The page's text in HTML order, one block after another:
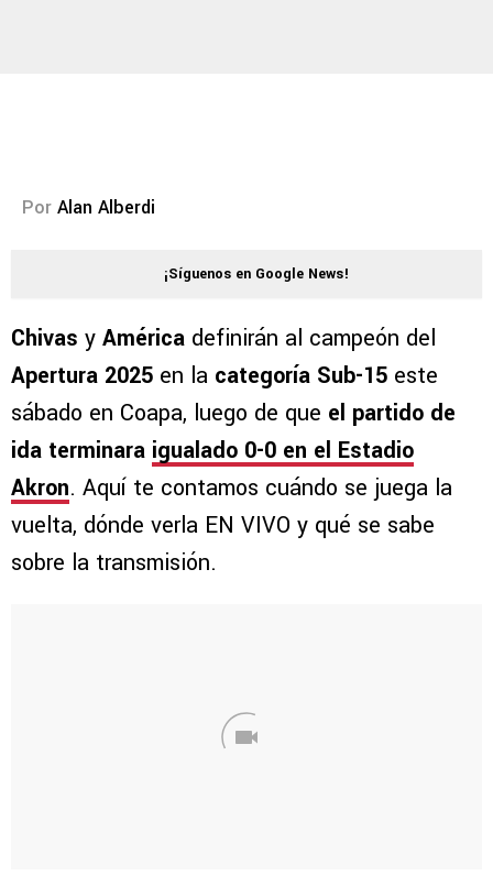
Por Alan Alberdi
¡Síguenos en Google News!
Chivas y América definirán al campeón del
Apertura 2025 en la categoría Sub-15 este
sábado en Coapa, luego de que el partido de
ida terminara igualado 0-0 en el Estadio
Akron. Aquí te contamos cuándo se juega la
vuelta, dónde verla EN VIVO y qué se sabe
sobre la transmisión.